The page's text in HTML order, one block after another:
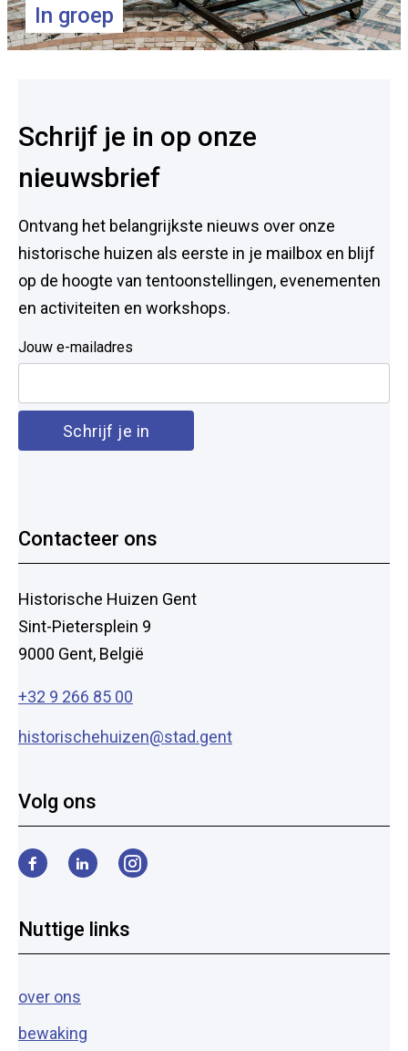
In groep
Voet
Schrijf je in op onze
nieuwsbrief
Ontvang het belangrijkste nieuws over onze
historische huizen als eerste in je mailbox en blijf
op de hoogte van tentoonstellingen, evenementen
en activiteiten en workshops.
Jouw e-mailadres
Contacteer ons
Historische Huizen Gent
Sint-Pietersplein 9
9000 Gent, België
+32 9 266 85 00
historischehuizen@stad.gent
Volg ons
FacebookLinkedInInstagram
Nuttige links
over ons
bewaking